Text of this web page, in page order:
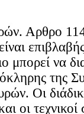
Αρθρο
μπορεί να
της
Οι
οι